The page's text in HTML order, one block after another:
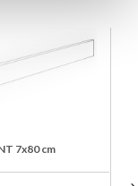
7x80 cm